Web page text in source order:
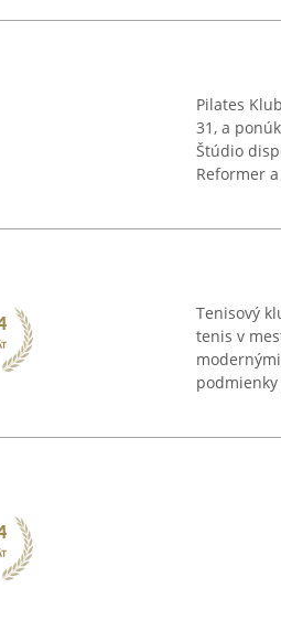
Pilates
31, a
Štúdio
Reformer
Tenisový
tenis v